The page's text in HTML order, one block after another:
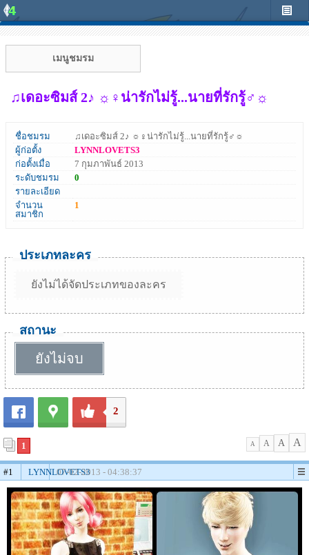
เมนูชมรม
♫เดอะซิมส์ 2♪ ☼♀น่ารักไม่รู้...นายที่รักรู้♂☼
ชื่อชมรม
♫เดอะซิมส์ 2♪ ☼♀น่ารักไม่รู้...นายที่รักรู้♂☼
ผู้ก่อตั้ง
LYNNLOVETS3
ก่อตั้งเมื่อ
7 กุมภาพันธ์ 2013
ระดับชมรม
0
รายละเอียด
จำนวน
สมาชิก
1
ประเภทละคร
ยังไม่ได้จัดประเภทของละคร
สถานะ
ยังไม่จบ
2
1 A A A A
#1 LYNNLOVETS3
07-02-2013 - 04:38:37